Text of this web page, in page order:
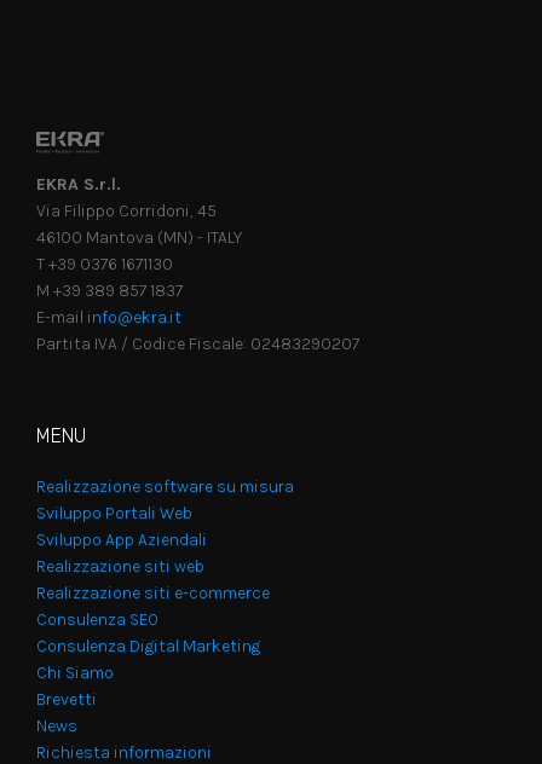
EKRA S.r.l.
Via Filippo Corridoni, 45
46100 Mantova (MN) - ITALY
T +39 0376 1671130
M +39 389 857 1837
E-mail info@ekra.it
Partita IVA / Codice Fiscale: 02483290207
MENU
Realizzazione software su misura
Sviluppo Portali Web
Sviluppo App Aziendali
Realizzazione siti web
Realizzazione siti e-commerce
Consulenza SEO
Consulenza Digital Marketing
Chi Siamo
Brevetti
News
Richiesta informazioni